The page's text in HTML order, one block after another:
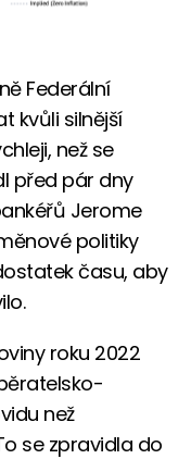
Federální
kvůli silnější
než se
před pár dny
Jerome
politiky
času, aby
roku 2022
než
se zpravidla do